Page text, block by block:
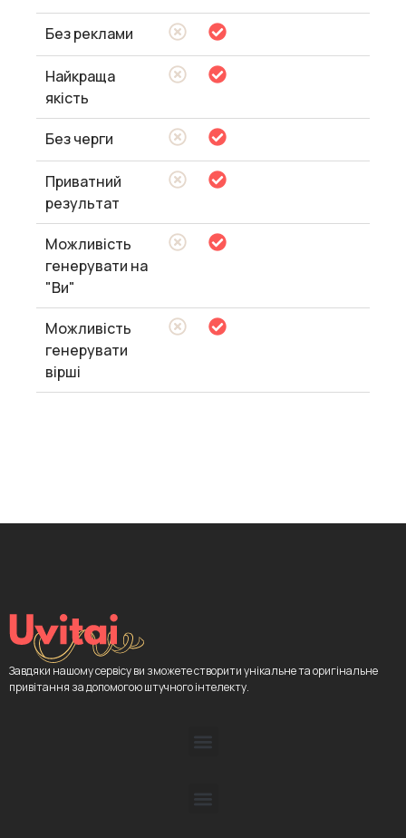
Без реклами
Найкраща
якість
Без черги
Приватний
результат
Можливість
генерувати на
"Ви"
Можливість
генерувати
вірші
Завдяки нашому сервісу ви зможете створити унікальне та оригінальне
привітання за допомогою штучного інтелекту.